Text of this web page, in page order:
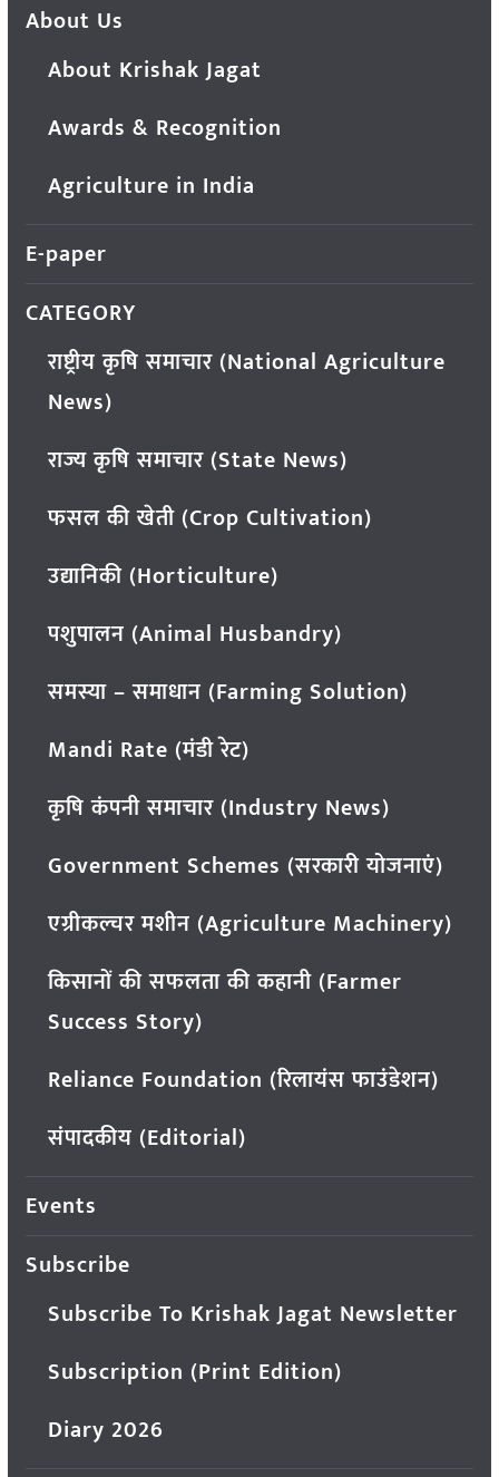
About Us
About Krishak Jagat
Awards & Recognition
Agriculture in India
E-paper
CATEGORY
राष्ट्रीय कृषि समाचार (National Agriculture
News)
राज्य कृषि समाचार (State News)
फसल की खेती (Crop Cultivation)
उद्यानिकी (Horticulture)
पशुपालन (Animal Husbandry)
समस्या – समाधान (Farming Solution)
Mandi Rate (मंडी रेट)
कृषि कंपनी समाचार (Industry News)
Government Schemes (सरकारी योजनाएं)
एग्रीकल्चर मशीन (Agriculture Machinery)
किसानों की सफलता की कहानी (Farmer
Success Story)
Reliance Foundation (रिलायंस फाउंडेशन)
संपादकीय (Editorial)
Events
Subscribe
Subscribe To Krishak Jagat Newsletter
Subscription (Print Edition)
Diary 2026